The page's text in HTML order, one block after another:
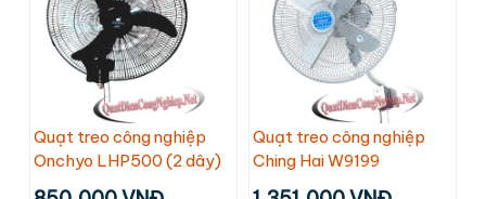
Quạt treo công nghiệp
Onchyo LHP500 (2 dây)
Quạt treo công nghiệp
Ching Hai W9199